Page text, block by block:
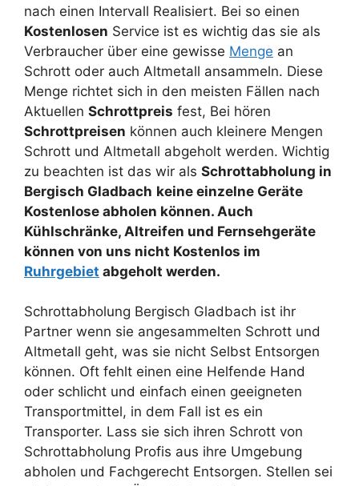
nach einen Intervall Realisiert. Bei so einen
Kostenlosen Service ist es wichtig das sie als
Verbraucher über eine gewisse Menge an
Schrott oder auch Altmetall ansammeln. Diese
Menge richtet sich in den meisten Fällen nach
Aktuellen Schrottpreis fest, Bei hören
Schrottpreisen können auch kleinere Mengen
Schrott und Altmetall abgeholt werden. Wichtig
zu beachten ist das wir als Schrottabholung in
Bergisch Gladbach keine einzelne Geräte
Kostenlose abholen können. Auch
Kühlschränke, Altreifen und Fernsehgeräte
können von uns nicht Kostenlos im
Ruhrgebiet abgeholt werden.
Schrottabholung Bergisch Gladbach ist ihr
Partner wenn sie angesammelten Schrott und
Altmetall geht, was sie nicht Selbst Entsorgen
können. Oft fehlt einen eine Helfende Hand
oder schlicht und einfach einen geeigneten
Transportmittel, in dem Fall ist es ein
Transporter. Lass sie sich ihren Schrott von
Schrottabholung Profis aus ihre Umgebung
abholen und Fachgerecht Entsorgen. Stellen sei